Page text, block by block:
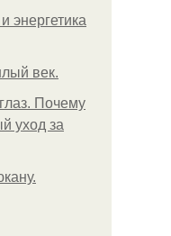
энергетика
век.
Почему
уход за